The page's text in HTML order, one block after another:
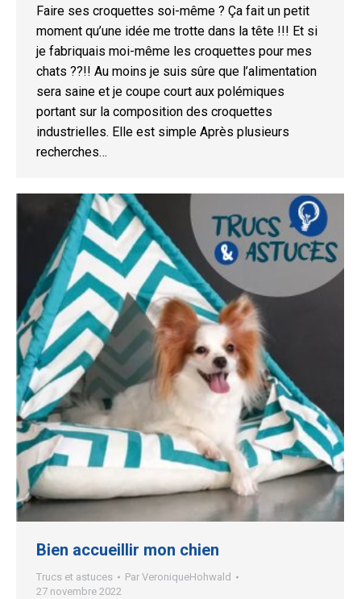
Faire ses croquettes soi-même ? Ça fait un petit
moment qu’une idée me trotte dans la tête !!! Et si
je fabriquais moi-même les croquettes pour mes
chats ??!! Au moins je suis sûre que l’alimentation
sera saine et je coupe court aux polémiques
portant sur la composition des croquettes
industrielles. Elle est simple Après plusieurs
recherches…
Bien accueillir mon chien
Trucs et astuces Par VeroniqueHohwald
27 novembre 2022